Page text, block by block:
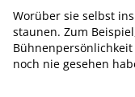
Worüber sie selbst
staunen. Zum
noch nie gesehen